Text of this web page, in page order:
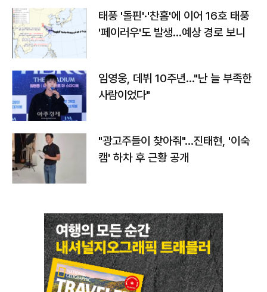
태풍 '돌핀'·'찬홈'에 이어 16호 태풍
'페이러우'도 발생…예상 경로 보니
임영웅, 데뷔 10주년…"난 늘 부족한
사람이었다"
"광고주들이 찾아줘"…진태현, '이숙
캠' 하차 후 근황 공개